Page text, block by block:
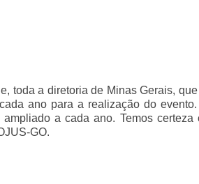
toda a diretoria de Minas Gerais,
ano para a realização do
a cada ano. Temos certeza
GO.